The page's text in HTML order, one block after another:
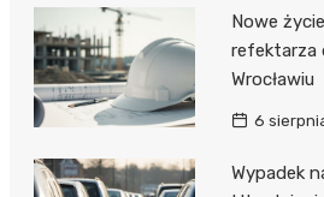
miasta
Nowe
refektarza
Wrocławiu
6
Wypadek